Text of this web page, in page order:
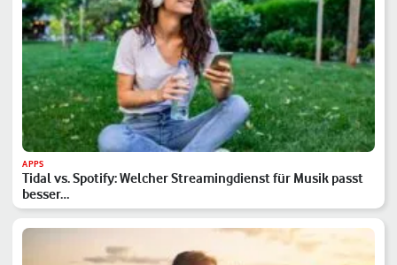
APPS
Tidal vs. Spotify: Welcher Streamingdienst für Musik passt
besser…